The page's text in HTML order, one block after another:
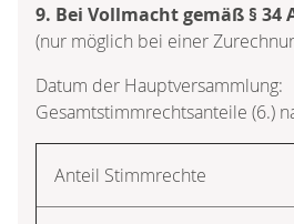
9. Bei Vollmacht gemäß § 34
(nur möglich bei einer
Datum der Hauptversammlung:
Gesamtstimmrechtsanteile (6.)
Anteil Stimmrechte